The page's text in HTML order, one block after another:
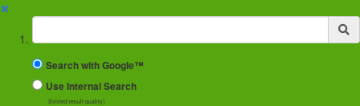
✖
Suchbegriff
Search with Google™
Use Internal Search
(limited result quality)